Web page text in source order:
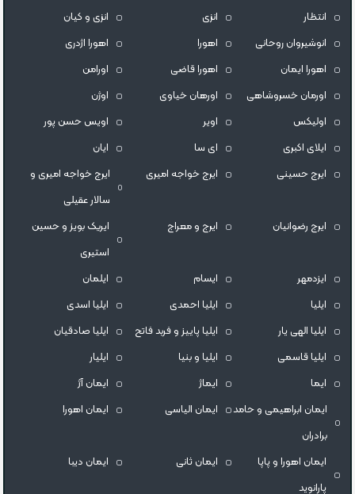
انتظار
انزی
انزی و کیان
انوشیروان روحانی
اهورا
اهورا اژدری
اهورا ایمان
اهورا قاضی
اورامن
اورمان خسروشاهی
اورهان خیاوی
اوژن
اولیکس
اویر
اویس حسن پور
ايلاى اكبرى
ای سا
ایان
ایرج حسینی
ایرج خواجه امیری
ایرج خواجه امیری و
سالار عقیلی
ایرج رضوانیان
ایرج و معراج
ایریک بویز و حسین
استیری
ایزدمهر
ایسام
ایلمان
ایلیا
ایلیا احمدی
ایلیا اسدی
ایلیا الهی یار
ایلیا پاییز و فربد فاتح
ایلیا صادقیان
ایلیا قاسمی
ایلیا و بنیا
ایلیار
ایما
ایماژ
ایمان آژ
ایمان ابراهیمی و حامد
برادران
ایمان الیاسی ایمان اهورا
ایمان اهورا و پاپا
پارانوید
ایمان ثانی ایمان دیبا